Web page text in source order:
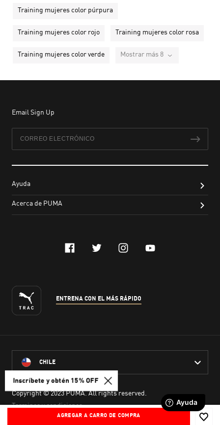
AGREGAR A CARRO DE COMPRA
Training mujeres color púrpura
Training mujeres color rojo Training mujeres color rosa
Training mujeres color verde Mostrar más 8
Inscríbete y obtén 15% OFF